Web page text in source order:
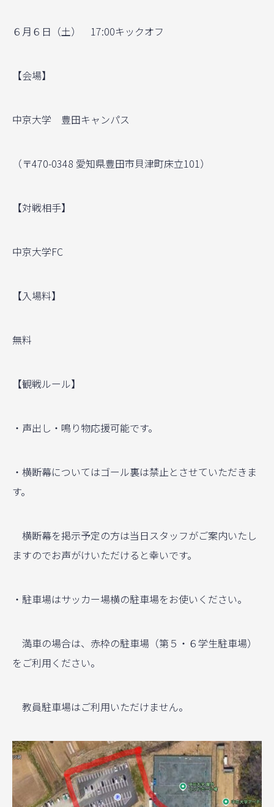
６月６日（土） 17:00キックオフ
【会場】
中京大学 豊田キャンパス
（〒470-0348 愛知県豊田市貝津町床立101）
【対戦相手】
中京大学FC
【入場料】
無料
【観戦ルール】
・声出し・鳴り物応援可能です。
・横断幕についてはゴール裏は禁止とさせていただきま
す。
横断幕を掲示予定の方は当日スタッフがご案内いたし
ますのでお声がけいただけると幸いです。
・駐車場はサッカー場横の駐車場をお使いください。
満車の場合は、赤枠の駐車場（第５・６学生駐車場）
をご利用ください。
教員駐車場はご利用いただけません。